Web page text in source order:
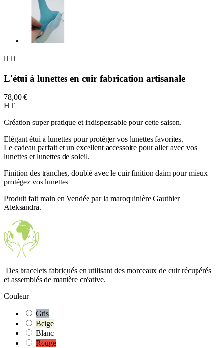
 
L'étui à lunettes en cuir fabrication artisanale
78,00 €
HT
Création super pratique et indispensable pour cette saison.
Elégant étui à lunettes pour protéger vos lunettes favorites.
Le cadeau parfait et un excellent accessoire pour aller avec vos
lunettes et lunettes de soleil.
Finition des tranches, doublé avec le cuir finition daim pour mieux
protégez vos lunettes.
Produit fait main en Vendée par la maroquinière Gauthier
Aleksandra.
Des bracelets fabriqués en utilisant des morceaux de cuir récupérés
et assemblés de manière créative.
Couleur
Gris
Beige
Blanc
Rouge